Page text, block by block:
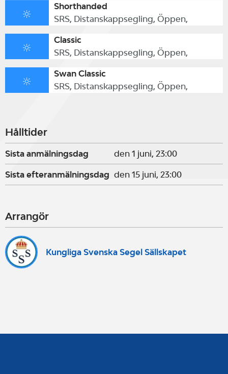
Shorthanded
SRS, Distanskappsegling, Öppen,
Classic
SRS, Distanskappsegling, Öppen,
Swan Classic
SRS, Distanskappsegling, Öppen,
Hålltider
Sista anmälningsdag den 1 juni, 23:00
Sista efteranmälningsdag den 15 juni, 23:00
Arrangör
Kungliga Svenska Segel Sällskapet